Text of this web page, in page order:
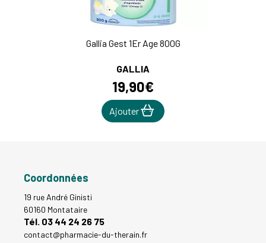
Gallia Gest 1Er Age 800G
GALLIA
19,90€
Ajouter
Coordonnées
19 rue André Ginisti
60160 Montataire
Tél. 03 44 24 26 75
contact@pharmacie-du-therain.fr